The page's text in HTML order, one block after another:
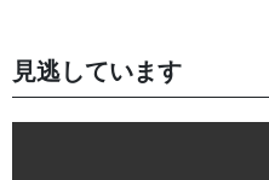
見逃しています